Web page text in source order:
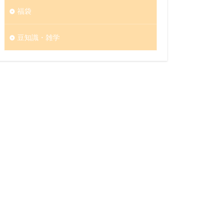
福袋
豆知識・雑学